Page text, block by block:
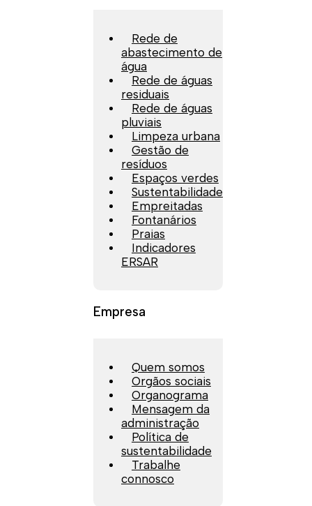
Rede de
abastecimento de
água
Rede de águas
residuais
Rede de águas
pluviais
Limpeza urbana
Gestão de
resíduos
Espaços verdes
Sustentabilidade
Empreitadas
Fontanários
Praias
Indicadores
ERSAR
Empresa
Quem somos
Orgãos sociais
Organograma
Mensagem da
administração
Política de
sustentabilidade
Trabalhe
connosco